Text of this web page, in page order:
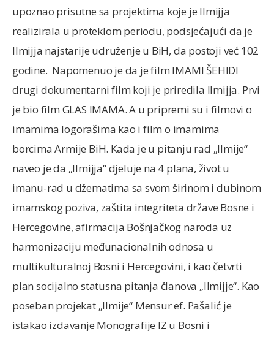
upoznao prisutne sa projektima koje je Ilmijja
realizirala u proteklom periodu, podsjećajući da je
Ilmijja najstarije udruženje u BiH, da postoji već 102
godine. Napomenuo je da je film IMAMI ŠEHIDI
drugi dokumentarni film koji je priredila Ilmijja. Prvi
je bio film GLAS IMAMA. A u pripremi su i filmovi o
imamima logorašima kao i film o imamima
borcima Armije BiH. Kada je u pitanju rad „Ilmije“
naveo je da „Ilmijja“ djeluje na 4 plana, život u
imanu-rad u džematima sa svom širinom i dubinom
imamskog poziva, zaštita integriteta države Bosne i
Hercegovine, afirmacija Bošnjačkog naroda uz
harmonizaciju međunacionalnih odnosa u
multikulturalnoj Bosni i Hercegovini, i kao četvrti
plan socijalno statusna pitanja članova „Ilmijje“. Kao
poseban projekat „Ilmije“ Mensur ef. Pašalić je
istakao izdavanje Monografije IZ u Bosni i